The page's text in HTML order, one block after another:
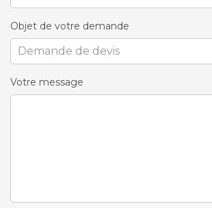
Objet de votre demande
Votre message